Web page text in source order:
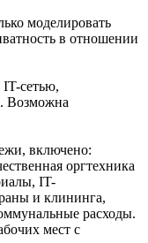
моделировать
в отношении
сетью,
Возможна
включено:
оргтехника
IT-
и клининга,
расходы.
мест с